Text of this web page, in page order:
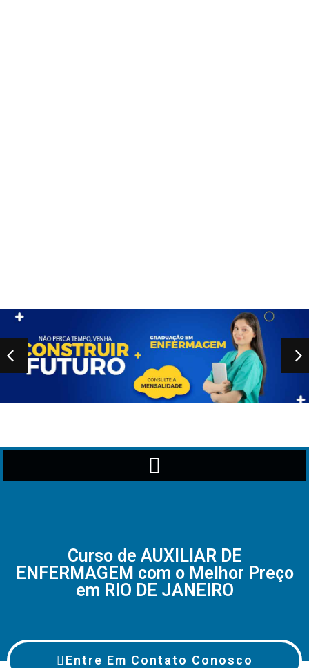
Curso de AUXILIAR DE
ENFERMAGEM com o Melhor Preço
em RIO DE JANEIRO
Entre Em Contato Conosco